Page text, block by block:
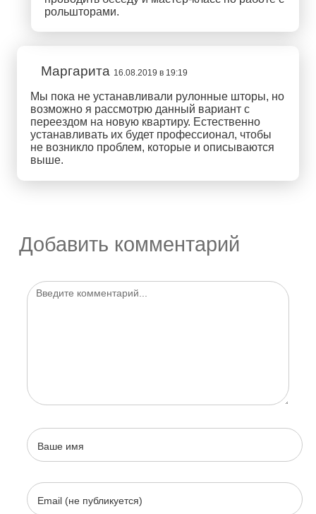
рольшторами.
Маргарита 16.08.2019 в 19:19
Мы пока не устанавливали рулонные шторы, но
возможно я рассмотрю данный вариант с
переездом на новую квартиру. Естественно
устанавливать их будет профессионал, чтобы
не возникло проблем, которые и описываются
выше.
Добавить комментарий